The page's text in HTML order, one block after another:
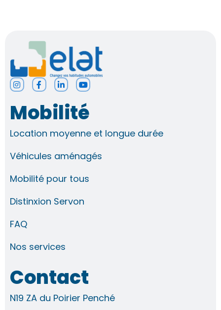
I
n
t
a
g
a
F
a
e
b
o
k
f
L
i
k
e
d
n
i
n
Y
o
t
u
b
Mobilité
Location moyenne et longue durée
Véhicules aménagés
Mobilité pour tous
Distinxion Servon
FAQ
Nos services
Contact
N19 ZA du Poirier Penché